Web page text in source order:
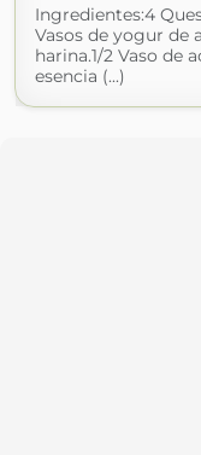
Ingredientes:4
Vasos de yogur de
harina.1/2 Vaso de
esencia (...)